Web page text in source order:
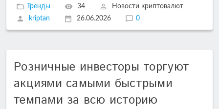
Тренды 34
Новости криптовалют
kriptan
26.06.2026 0
Розничные инвесторы торгуют
акциями самыми быстрыми
темпами за всю историю